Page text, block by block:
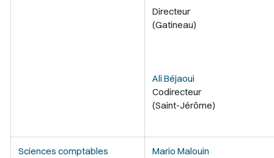
Directeur
(Gatineau)
Ali Béjaoui
Codirecteur
(Saint-Jérôme)
Sciences comptables
Mario Malouin